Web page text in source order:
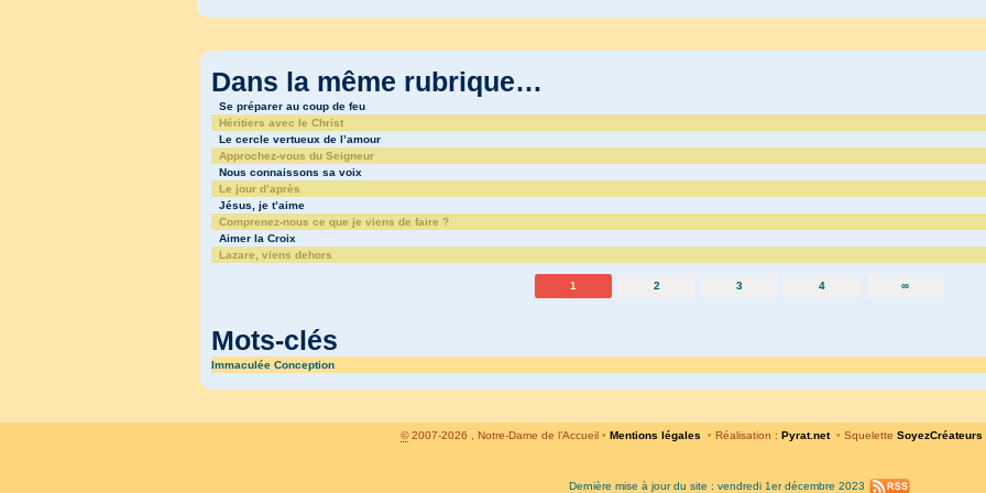
Dans la même rubrique…
Se préparer au coup de feu
Héritiers avec le Christ
Le cercle vertueux de l’amour
Approchez-vous du Seigneur
Nous connaissons sa voix
Le jour d’après
Jésus, je t’aime
Comprenez-nous ce que je viens de faire ?
Aimer la Croix
Lazare, viens dehors
1 2 3 4 ∞
Mots-clés
Immaculée Conception
©2007-2026 , Notre-Dame de l’Accueil • Mentions légales • Réalisation : Pyrat.net • Squelette SoyezCréateurs
Dernière mise à jour du site : vendredi 1er décembre 2023